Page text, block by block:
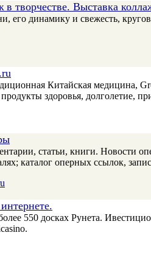
в творчестве. Выставка
его динамику и свежесть,
Китайская медицина,
здоровья, долголетие,
статьи, книги. Новости
каталог оперных ссылок,
550 досках Рунета.